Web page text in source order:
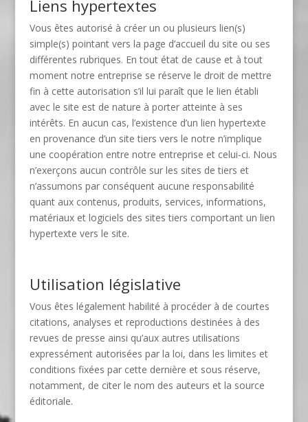
Liens hypertextes
Vous êtes autorisé à créer un ou plusieurs lien(s)
simple(s) pointant vers la page d’accueil du site ou ses
différentes rubriques. En tout état de cause et à tout
moment notre entreprise se réserve le droit de mettre
fin à cette autorisation s’il lui paraît que le lien établi
avec le site est de nature à porter atteinte à ses
intérêts. En aucun cas, l’existence d’un lien hypertexte
en provenance d’un site tiers vers le notre n’implique
une coopération entre notre entreprise et celui-ci. Nous
n’exerçons aucun contrôle sur les sites de tiers et
n’assumons par conséquent aucune responsabilité
quant aux contenus, produits, services, informations,
matériaux et logiciels des sites tiers comportant un lien
hypertexte vers le site.
Utilisation législative
Vous êtes légalement habilité à procéder à de courtes
citations, analyses et reproductions destinées à des
revues de presse ainsi qu’aux autres utilisations
expressément autorisées par la loi, dans les limites et
conditions fixées par cette dernière et sous réserve,
notamment, de citer le nom des auteurs et la source
éditoriale.